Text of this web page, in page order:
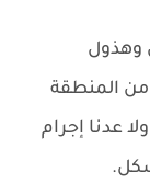
وهذول
من المنطقة
عدنا إجرام